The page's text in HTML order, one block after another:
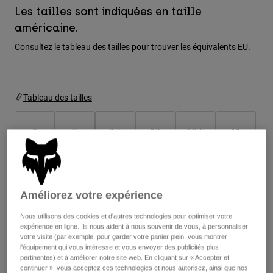
Explorer VTT
Product Help
Guide d'entretien d'un casque
Explorer Moto
Product Help
Guide d'entretien d'un casque
T-shirts
Sweats et Pulls
Voir tout
Accessoires
Chapeaux et Casquettes
Sacs et sacs à dos
Chaussettes
Stickers
Autres accessoires
Voir tout
Vestes
Chaussettes
Voir tout
Vêtements Casual
Sweats et Pulls
Vestes
Pantalons
Shorts
Short-de-Bain
Voir tout
Les tailles sont indiquées en taille
américaine.
Consultez letableau des tailles pour trouver les équivalents EU.
Tableau des tailles
8 9 9.5 10 10.5 11
11.5
Couleur -Noir
Améliorez votre expérience
Nous utilisons des cookies et d'autres technologies pour optimiser votre
expérience en ligne. Ils nous aident à nous souvenir de vous, à personnaliser
votre visite (par exemple, pour garder votre panier plein, vous montrer
l'équipement qui vous intéresse et vous envoyer des publicités plus
pertinentes) et à améliorer notre site web. En cliquant sur « Accepter et
continuer », vous acceptez ces technologies et nous autorisez, ainsi que nos